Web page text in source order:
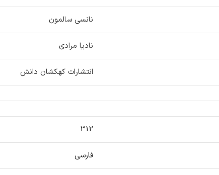
نانسی سالمون
نادیا مرادی
انتشارات کهکشان دانش
312
فارسی